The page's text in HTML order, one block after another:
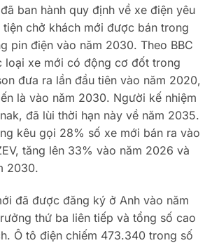
ban hành quy định về xe điện yêu
chở khách mới được bán trong
pin điện vào năm 2030. Theo BBC
loại xe mới có động cơ đốt trong
đưa ra lần đầu tiên vào năm 2020,
​​là vào năm 2030. Người kế nhiệm
đã lùi thời hạn này về năm 2035.
kêu gọi 28% số xe mới bán ra vào
tăng lên 33% vào năm 2026 và
2030.
đã được đăng ký ở Anh vào năm
thứ ba liên tiếp và tổng số cao
Ô tô điện chiếm 473.340 trong số